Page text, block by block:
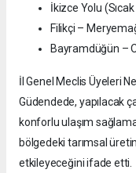
İkizce Yolu
Filikçi –
Bayramdüğün –
İl Genel Meclis Üyeleri
Güdendede, yapılacak
konforlu ulaşım
bölgedeki tarımsal
etkileyeceğini ifade etti.